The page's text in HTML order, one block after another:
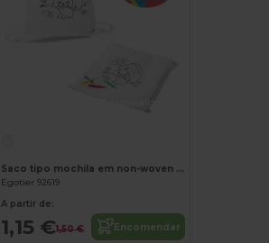
Saco tipo mochila em non-woven para colorir (80 g/m²)
Egotier 92619
A partir de:
1,15 €1,50 € Encomendar